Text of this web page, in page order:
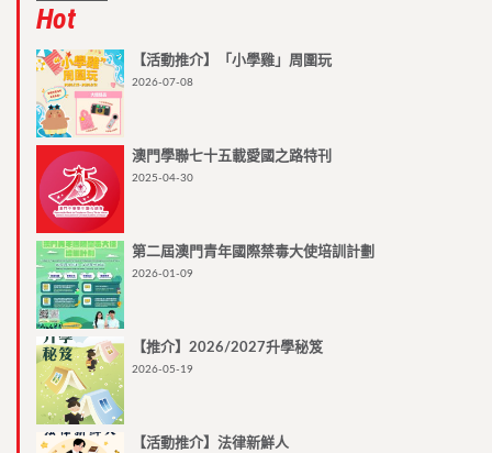
Hot
【活動推介】「小學雞」周圍玩
2026-07-08
澳門學聯七十五載愛國之路特刊
2025-04-30
第二屆澳門青年國際禁毒大使培訓計劃
2026-01-09
【推介】2026/2027升學秘笈
2026-05-19
【活動推介】法律新鮮人